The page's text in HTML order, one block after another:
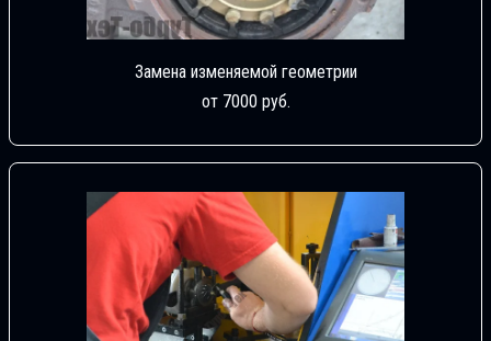
Замена изменяемой геометрии
от 7000 руб.